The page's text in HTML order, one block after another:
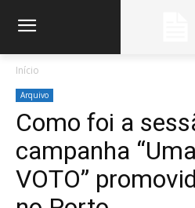
Início
Arquivo
Como foi a
campanha
VOTO”